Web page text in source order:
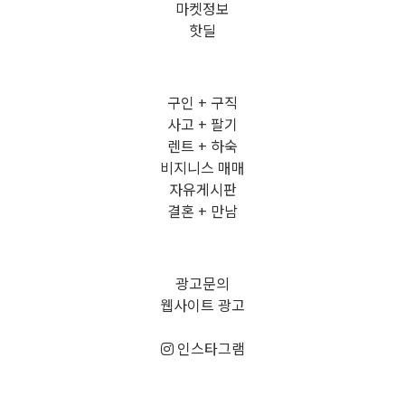
마켓정보
핫딜
구인 + 구직
사고 + 팔기
렌트 + 하숙
비지니스 매매
자유게시판
결혼 + 만남
광고문의
웹사이트 광고
인스타그램